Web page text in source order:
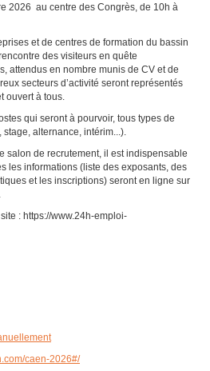
2026 au centre des Congrès, de 10h à
et de centres de formation du bassin
des visiteurs en quête
attendus en nombre munis de CV et de
secteurs d’activité seront représentés
ouvert à tous.
qui seront à pourvoir, tous types de
alternance, intérim...).
salon de recrutement, il est indispensable
les informations (liste des exposants, des
et les inscriptions) seront en ligne sur
: https://www.24h-emploi-
caen-2026#/